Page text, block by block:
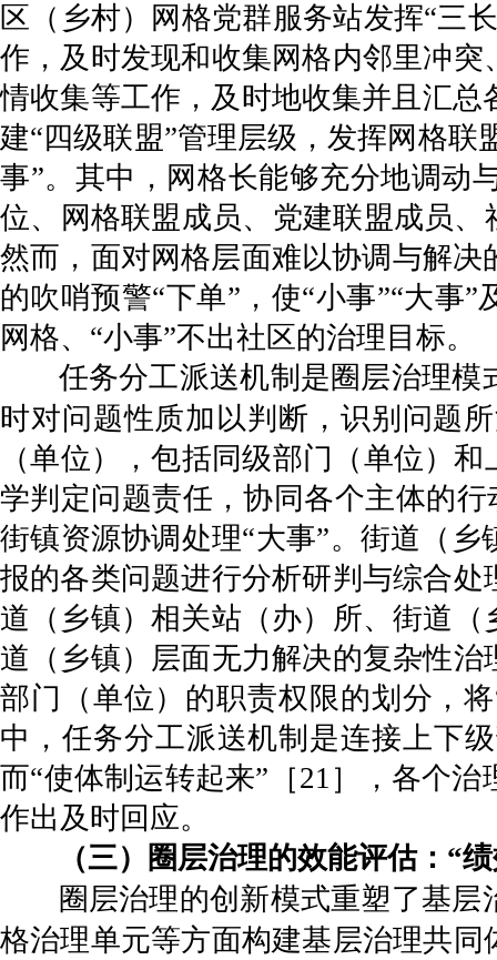
区（乡村）网格党群服务站发挥“三
作，及时发现和收集网格内邻里冲
情收集等工作，及时地收集并且汇
建“四级联盟”管理层级，发挥网格
事”。其中，网格长能够充分地调动
位、网格联盟成员、党建联盟成员
然而，面对网格层面难以协调与解决
的吹哨预警“下单”，使“小事”“大事
网格、“小事”不出社区的治理目标。
任务分工派送机制是圈层治理
时对问题性质加以判断，识别问题
（单位），包括同级部门（单位）
学判定问题责任，协同各个主体的
街镇资源协调处理“大事”。街道（
报的各类问题进行分析研判与综合
道（乡镇）相关站（办）所、街道
道（乡镇）层面无力解决的复杂性
部门（单位）的职责权限的划分，
中，任务分工派送机制是连接上下
而“使体制运转起来”［21］，各个
作出及时回应。
（三）圈层治理的效能评估：“
圈层治理的创新模式重塑了基
格治理单元等方面构建基层治理共